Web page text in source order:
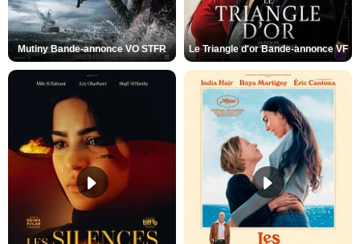
Mutiny Bande-annonce VO STFR Le Triangle d'or Bande-annonce VF